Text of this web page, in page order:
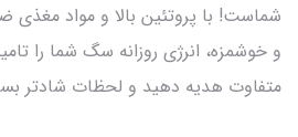
شماست! با پروتئین بالا و مواد مغذی
و خوشمزه، انرژی روزانه سگ شما را
متفاوت هدیه دهید و لحظات شادتر